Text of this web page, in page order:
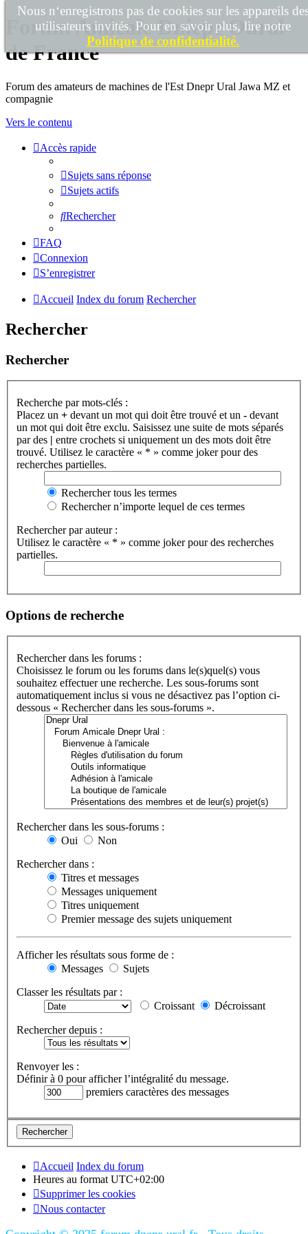
Nous n‘enregistrons pas de cookies sur les appareils
utilisateurs invités. Pour en savoir plus, lire notre
Politique de confidentialité.
Forum Amicale Dniepr Oural
de France
Forum des amateurs de machines de l'Est Dnepr Ural Jawa MZ et
compagnie
Vers le contenu
Accès rapide
Sujets sans réponse
Sujets actifs
Rechercher
FAQ
Connexion
S’enregistrer
Accueil Index du forum Rechercher
Rechercher
Rechercher
Recherche par mots-clés :
Placez un + devant un mot qui doit être trouvé et un - devant
un mot qui doit être exclu. Saisissez une suite de mots séparés
par des | entre crochets si uniquement un des mots doit être
trouvé. Utilisez le caractère « * » comme joker pour des
recherches partielles.
Rechercher tous les termes
Rechercher n’importe lequel de ces termes
Rechercher par auteur :
Utilisez le caractère « * » comme joker pour des recherches
partielles.
Options de recherche
Rechercher dans les forums :
Choisissez le forum ou les forums dans le(s)quel(s) vous
souhaitez effectuer une recherche. Les sous-forums sont
automatiquement inclus si vous ne désactivez pas l’option ci-
dessous « Rechercher dans les sous-forums ».
Rechercher dans les sous-forums :
Oui
Non
Rechercher dans :
Titres et messages
Messages uniquement
Titres uniquement
Premier message des sujets uniquement
Afficher les résultats sous forme de :
Messages
Sujets
Classer les résultats par :
Croissant
Décroissant
Rechercher depuis :
Renvoyer les :
Définir à 0 pour afficher l’intégralité du message.
premiers caractères des messages
Accueil Index du forum
Heures au format UTC+02:00
Supprimer les cookies
Nous contacter